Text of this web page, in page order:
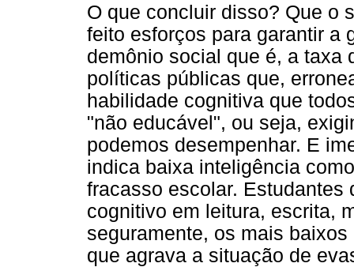
O que concluir disso? Que o
feito esforços para garantir a
demônio social que é, a taxa
políticas públicas que,
habilidade cognitiva que
"não educável", ou seja,
podemos desempenhar. E
indica baixa inteligência
fracasso escolar. Estudantes
cognitivo em leitura, escrita,
seguramente, os mais
que agrava a situação de